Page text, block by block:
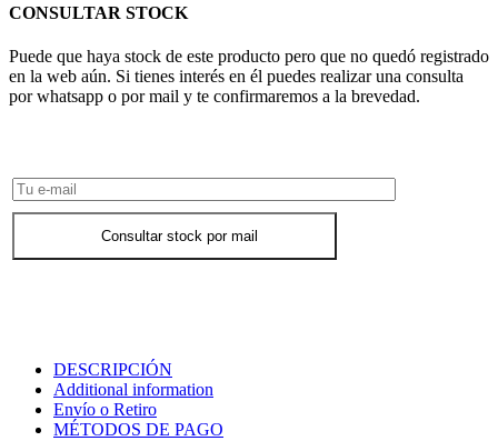
CONSULTAR STOCK
Puede que haya stock de este producto pero que no quedó registrado
en la web aún. Si tienes interés en él puedes realizar una consulta
por whatsapp o por mail y te confirmaremos a la brevedad.
Consultar stock por mail
DESCRIPCIÓN
Additional information
Envío o Retiro
MÉTODOS DE PAGO